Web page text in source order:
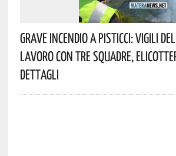
Grave Incendio A Pisticci: Vigili
Lavoro Con Tre Squadre,
Dettagli